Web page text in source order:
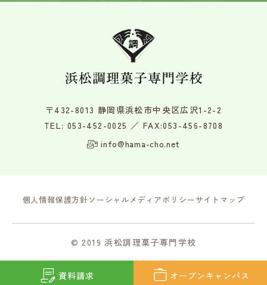
〒432-8013 静岡県浜松市中央区広沢1-2-2
TEL: 053-452-0025 ／ FAX:053-456-8708
info@hama-cho.net
個人情報保護方針ソーシャルメディアポリシーサイトマップ
© 2019 浜松調理菓子専門学校
資料請求 オープンキャンパス